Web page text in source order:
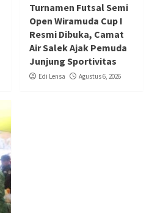
Turnamen Futsal Semi
Open Wiramuda Cup I
Resmi Dibuka, Camat
Air Salek Ajak Pemuda
Junjung Sportivitas
Edi Lensa Agustus 6, 2026